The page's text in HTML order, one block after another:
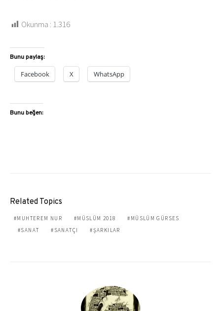
Okunma : 1.316
Bunu paylaş:
Facebook X WhatsApp
Bunu beğen:
Related Topics
MUHTEREM NUR MÜSLÜM 2018
MÜSLÜM GÜRSES
SANAT
SANATÇI ŞARKILAR